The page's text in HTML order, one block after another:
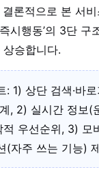
론적으로 본 서
시행동’의 3단 구
승합니다.
: 1) 상단 검색·바
, 2) 실시간 정보(
적 우선순위, 3) 모
(자주 쓰는 기능)